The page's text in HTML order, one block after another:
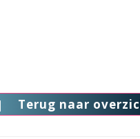
Terug naar